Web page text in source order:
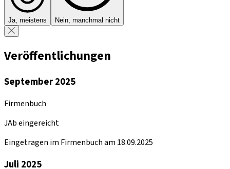
Ja, meistens Nein, manchmal nicht
Veröffentlichungen
September 2025
Firmenbuch
JAb eingereicht
Eingetragen im Firmenbuch am 18.09.2025
Juli 2025